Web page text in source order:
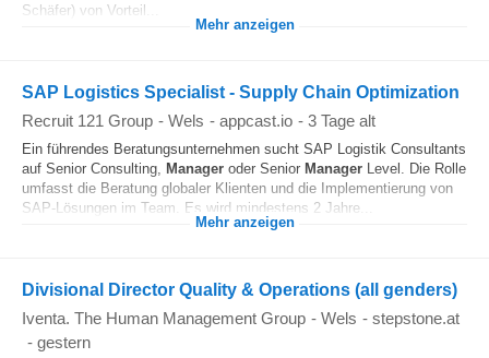
Schäfer) von Vorteil...
Mehr anzeigen
SAP Logistics Specialist - Supply Chain Optimization
Recruit 121 Group - Wels - appcast.io - 3 Tage alt
Ein führendes Beratungsunternehmen sucht SAP Logistik Consultants
auf Senior Consulting, Manager oder Senior Manager Level. Die Rolle
umfasst die Beratung globaler Klienten und die Implementierung von
SAP-Lösungen im Team. Es wird mindestens 2 Jahre...
Mehr anzeigen
Divisional Director Quality & Operations (all genders)
Iventa. The Human Management Group - Wels - stepstone.at
- gestern